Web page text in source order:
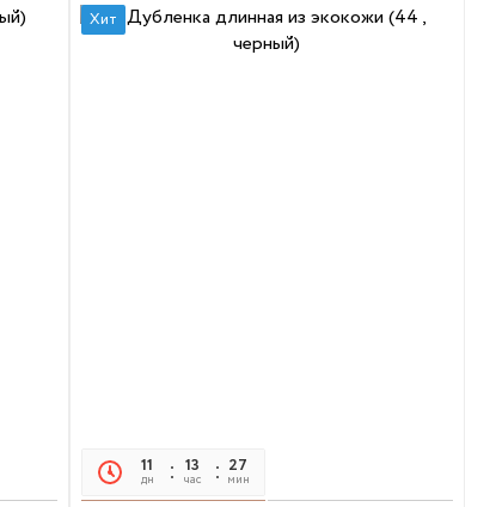
Хит
11
дн
13
час
27
мин